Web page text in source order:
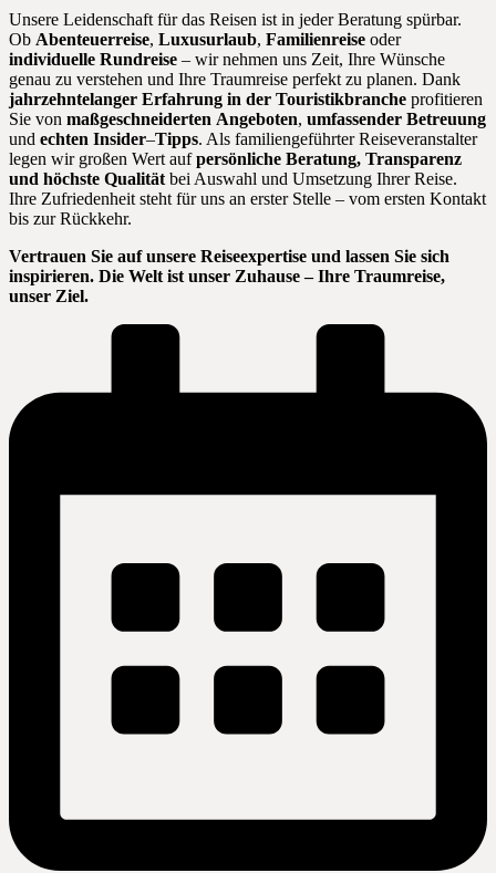
Unsere Leidenschaft für das Reisen ist in jeder Beratung spürbar.
Ob Abenteuerreise, Luxusurlaub, Familienreise oder
individuelle Rundreise – wir nehmen uns Zeit, Ihre Wünsche
genau zu verstehen und Ihre Traumreise perfekt zu planen. Dank
jahrzehntelanger Erfahrung in der Touristikbranche profitieren
Sie von maßgeschneiderten Angeboten, umfassender Betreuung
und echten Insider–Tipps. Als familiengeführter Reiseveranstalter
legen wir großen Wert aufpersönliche Beratung, Transparenz
und höchste Qualität bei Auswahl und Umsetzung Ihrer Reise.
Ihre Zufriedenheit steht für uns an erster Stelle – vom ersten Kontakt
bis zur Rückkehr.
Vertrauen Sie auf unsere Reiseexpertise und lassen Sie sich
inspirieren. Die Welt ist unser Zuhause – Ihre Traumreise,
unser Ziel.